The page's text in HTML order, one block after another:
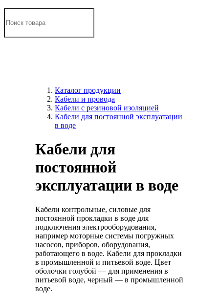
Каталог продукции
Кабели и провода
Кабели с резиновой изоляцией
Кабели для постоянной эксплуатации
в воде
Кабели для
постоянной
эксплуатации в воде
Кабели контрольные, силовые для
постоянной прокладки в воде для
подключения электрооборудования,
например моторные системы погружных
насосов, приборов, оборудования,
работающего в воде. Кабели для прокладки
в промышленной и питьевой воде. Цвет
оболочки голубой — для применения в
питьевой воде, черный — в промышленной
воде.